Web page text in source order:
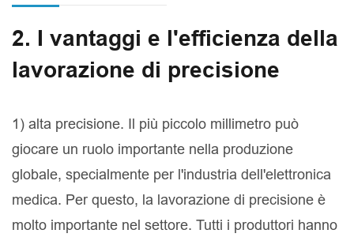
2. I vantaggi e l'efficienza della
lavorazione di precisione
1) alta precisione. Il più piccolo millimetro può
giocare un ruolo importante nella produzione
globale, specialmente per l'industria dell'elettronica
medica. Per questo, la lavorazione di precisione è
molto importante nel settore. Tutti i produttori hanno